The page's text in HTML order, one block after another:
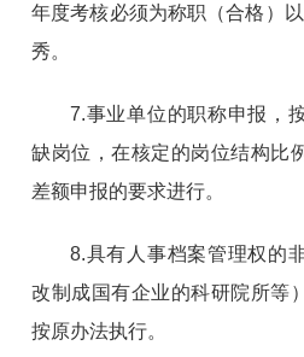
年度考核必须为称职（合格）
秀。
7.事业单位的职称申报，
缺岗位，在核定的岗位结构比
差额申报的要求进行。
8.具有人事档案管理权的
改制成国有企业的科研院所等
按原办法执行。